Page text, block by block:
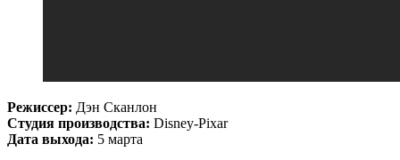
Режиссер: Дэн Сканлон
Студия производства: Disney-Pixar
Дата выхода: 5 марта